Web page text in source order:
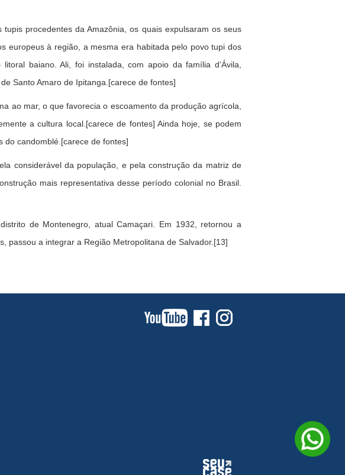
procedentes da Amazônia, os quais expulsaram os seus
europeus à região, a mesma era habitada pelo povo tupi dos
baiano. Ali, foi instalada, com apoio da família d’Ávila,
Santo Amaro de Ipitanga.[carece de fontes]
ao mar, o que favorecia o escoamento da produção agrícola,
a cultura local.[carece de fontes] Ainda hoje, se podem
do candomblé.[carece de fontes]
considerável da população, e pela construção da matriz de
mais representativa desse período colonial no Brasil.
de Montenegro, atual Camaçari. Em 1932, retornou a
passou a integrar a Região Metropolitana de Salvador.[13]